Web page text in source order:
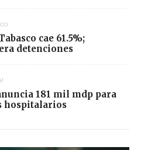
cae 61.5%;
detenciones
181 mil mdp para
hospitalarios